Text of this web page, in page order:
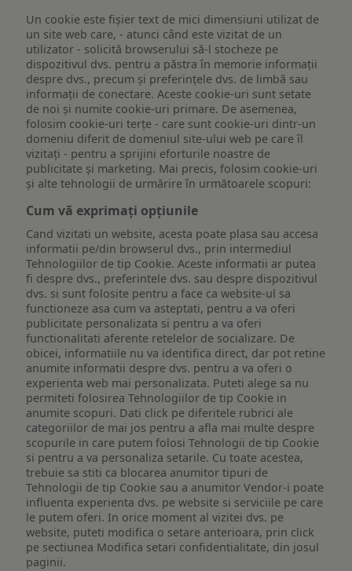
Un cookie este fişier text de mici dimensiuni utilizat de
un site web care, - atunci când este vizitat de un
utilizator - solicită browserului să-l stocheze pe
dispozitivul dvs. pentru a păstra în memorie informații
despre dvs., precum și preferințele dvs. de limbă sau
informații de conectare. Aceste cookie-uri sunt setate
de noi și numite cookie-uri primare. De asemenea,
folosim cookie-uri terțe - care sunt cookie-uri dintr-un
domeniu diferit de domeniul site-ului web pe care îl
vizitați - pentru a sprijini eforturile noastre de
publicitate și marketing. Mai precis, folosim cookie-uri
și alte tehnologii de urmărire în următoarele scopuri:
Cum vă exprimați opțiunile
Cand vizitati un website, acesta poate plasa sau accesa
informatii pe/din browserul dvs., prin intermediul
Tehnologiilor de tip Cookie. Aceste informatii ar putea
fi despre dvs., preferintele dvs. sau despre dispozitivul
dvs. si sunt folosite pentru a face ca website-ul sa
functioneze asa cum va asteptati, pentru a va oferi
publicitate personalizata si pentru a va oferi
functionalitati aferente retelelor de socializare. De
obicei, informatiile nu va identifica direct, dar pot retine
anumite informatii despre dvs. pentru a va oferi o
experienta web mai personalizata. Puteti alege sa nu
permiteti folosirea Tehnologiilor de tip Cookie in
anumite scopuri. Dati click pe diferitele rubrici ale
categoriilor de mai jos pentru a afla mai multe despre
scopurile in care putem folosi Tehnologii de tip Cookie
si pentru a va personaliza setarile. Cu toate acestea,
trebuie sa stiti ca blocarea anumitor tipuri de
Tehnologii de tip Cookie sau a anumitor Vendor-i poate
influenta experienta dvs. pe website si serviciile pe care
le putem oferi. In orice moment al vizitei dvs. pe
website, puteti modifica o setare anterioara, prin click
pe sectiunea Modifica setari confidentialitate, din josul
paginii.